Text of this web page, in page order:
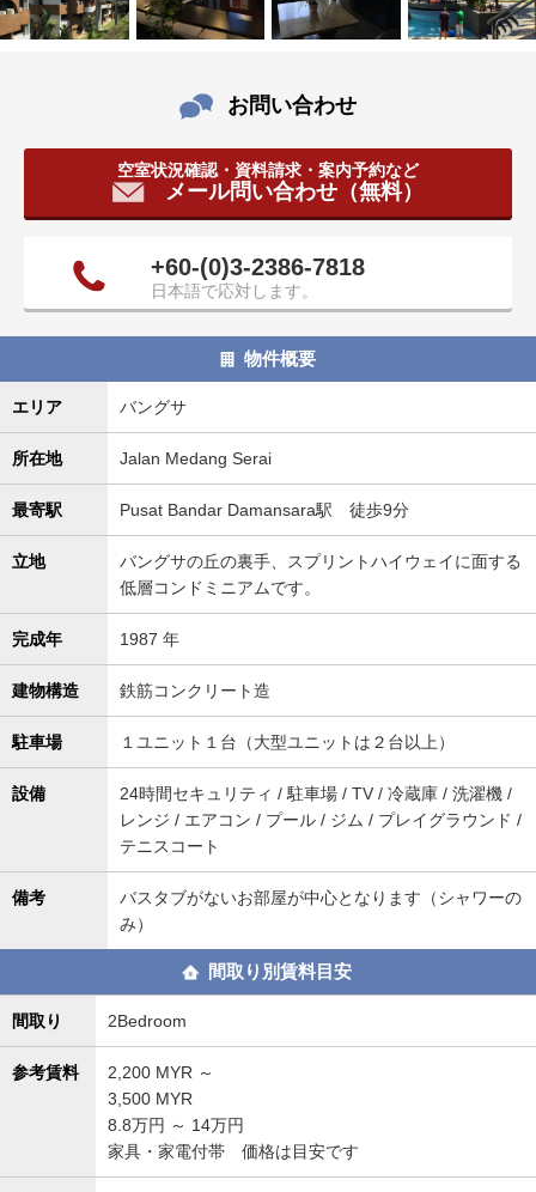
す
。
お問い合わせ
空室状況確認・資料請求・案内予約など
メール問い合わせ（無料）
+60‐(0)3-2386‐7818
日本語で応対します。
物件概要
エリア バングサ
所在地 Jalan Medang Serai
最寄駅 Pusat Bandar Damansara駅 徒歩9分
立地
バングサの丘の裏手、スプリントハイウェイに面する
低層コンドミニアムです。
完成年 1987 年
建物構造 鉄筋コンクリート造
駐車場 １ユニット１台（大型ユニットは２台以上）
設備
24時間セキュリティ / 駐車場 / TV / 冷蔵庫 / 洗濯機 /
レンジ / エアコン / プール / ジム / プレイグラウンド /
テニスコート
備考
バスタブがないお部屋が中心となります（シャワーの
み）
間取り別賃料目安
間取り 2Bedroom
参考賃料 2,200 MYR ～
3,500 MYR
8.8万円 ～ 14万円
家具・家電付帯 価格は目安です